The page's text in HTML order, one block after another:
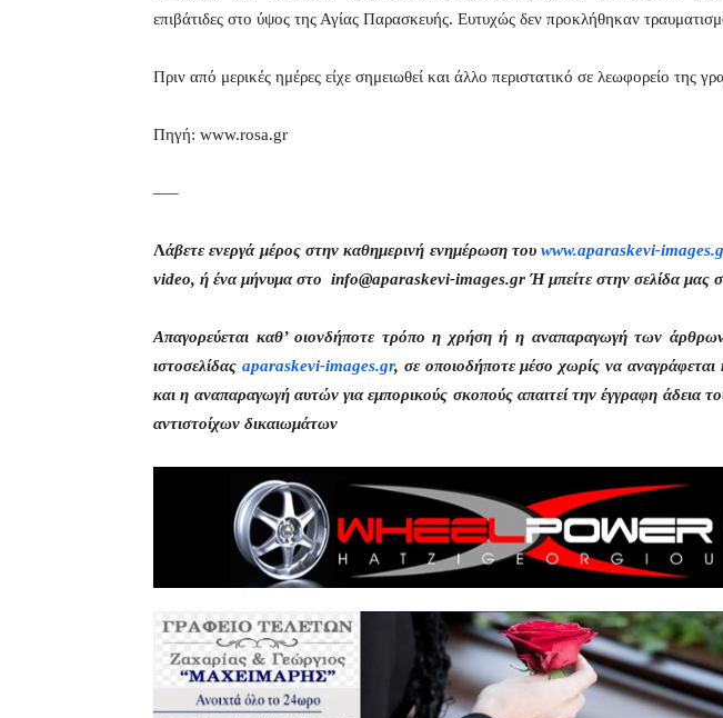
επιβάτιδες στο ύψος της Αγίας Παρασκευής. Ευτυχώς δεν προκλήθηκαν
Πριν από μερικές ημέρες είχε σημειωθεί και άλλο περιστατικό σε λεωφορείο της
Πηγή: www.rosa.gr
—–
Λάβετε ενεργά μέρος στην καθημερινή ενημέρωση τουwww.aparaskevi-
video, ή ένα μήνυμα στο info@aparaskevi-images.gr Ή μπείτε στην σελίδα μας
Απαγορεύεται καθ’ οιονδήποτε τρόπο η χρήση ή η αναπαραγωγή των
ιστοσελίδας aparaskevi-images.gr, σε οποιοδήποτε μέσο χωρίς να
και η αναπαραγωγή αυτών για εμπορικούς σκοπούς απαιτεί την έγγραφη άδεια
αντιστοίχων δικαιωμάτων